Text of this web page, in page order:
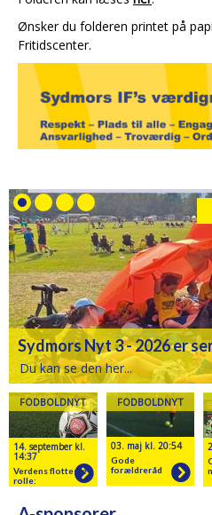
Ønsker du folderen printet på
Fritidscenter.
Sydmors Nyt 3 - 2026 er
Du kan se den her...
FODBOLDNYT
14. september kl.
14:37
Verdens flotteste
rolle:
FODBOLDNYT
03. maj kl. 20:54
Gode
forældreråd